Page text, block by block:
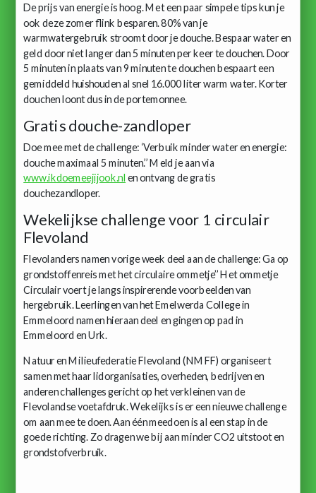
De prijs van energie is hoog. Met een paar simpele tips kun je
ook deze zomer flink besparen. 80% van je
warmwatergebruik stroomt door je douche. Bespaar water en
geld door niet langer dan 5 minuten per keer te douchen. Door
5 minuten in plaats van 9 minuten te douchen bespaart een
gemiddeld huishouden al snel 16.000 liter warm water. Korter
douchen loont dus in de portemonnee.
Gratis douche-zandloper
Doe mee met de challenge: ‘Verbuik minder water en energie:
douche maximaal 5 minuten.’’ Meld je aan via
www.ikdoemeejijook.nl en ontvang de gratis
douchezandloper.
Wekelijkse challenge voor 1 circulair
Flevoland
Flevolanders namen vorige week deel aan de challenge: Ga op
grondstoffenreis met het circulaire ommetje’’ Het ommetje
Circulair voert je langs inspirerende voorbeelden van
hergebruik. Leerlingen van het Emelwerda College in
Emmeloord namen hieraan deel en gingen op pad in
Emmeloord en Urk.
Natuur en Milieufederatie Flevoland (NMFF) organiseert
samen met haar lidorganisaties, overheden, bedrijven en
anderen challenges gericht op het verkleinen van de
Flevolandse voetafdruk. Wekelijks is er een nieuwe challenge
om aan mee te doen. Aan één meedoen is al een stap in de
goede richting. Zo dragen we bij aan minder CO2 uitstoot en
grondstofverbruik.